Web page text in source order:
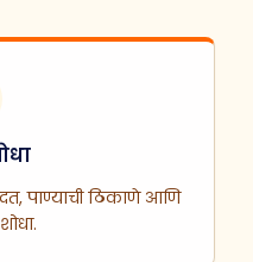
पाण्याची ठिकाणे आणि